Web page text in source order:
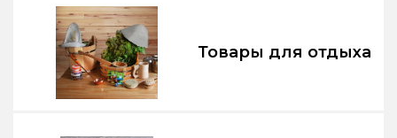
Товары для отдыха